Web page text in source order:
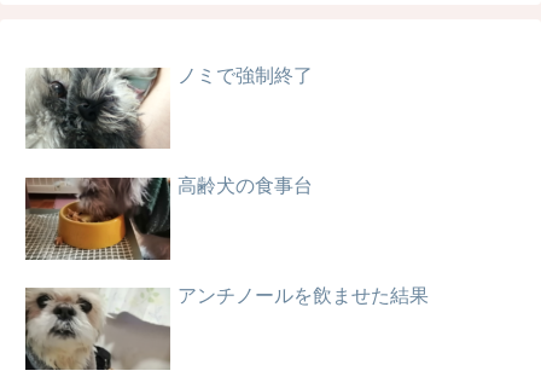
ノミで強制終了
高齢犬の食事台
アンチノールを飲ませた結果